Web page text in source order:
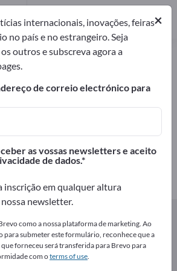
mercearia fina –
e
9
1
fina
na
×
internacionais, inovações, feiras
no país e no estrangeiro. Seja
outros e subscreva agora a
de correio electrónico para
as vossas newsletters e aceito
de dados.
inscrição em qualquer altura
newsletter.
como a nossa plataforma de marketing. Ao
para submeter este formulário, reconhece que a
forneceu será transferida para Brevo para
com oterms of use.